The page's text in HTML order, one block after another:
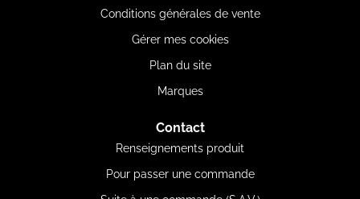
Conditions générales de vente
Gérer mes cookies
Plan du site
Marques
Contact
Renseignements produit
Pour passer une commande